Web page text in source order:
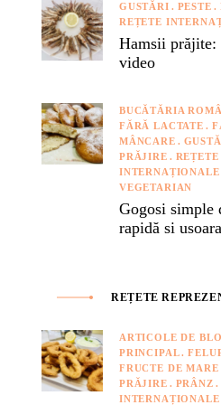
REȚETE PENTRU COPII
GUSTĂRI PESTE
REȚETE
Hamsii prăjite:
video
BUCĂTĂRIA
FĂRĂ LACTATE
MÂNCARE
PRĂJIRE
INTERNAȚIONALE
VEGETARIAN
Gogosi simple
rapidă si
REȚETE
ARTICOLE DE
PRINCIPAL
FRUCTE DE MARE
PRĂJIRE
PRÂNZ
INTERNAȚIONALE